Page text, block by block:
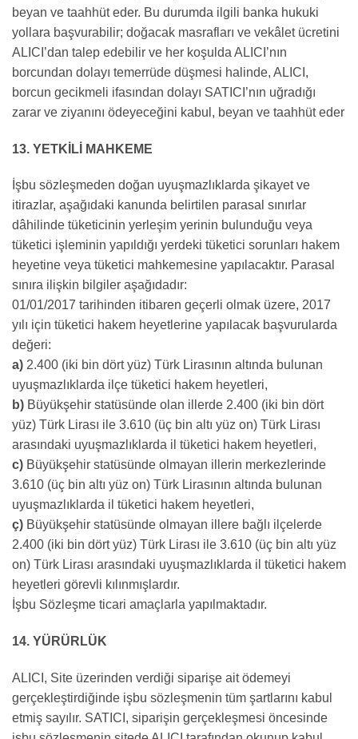
beyan ve taahhüt eder. Bu durumda ilgili banka hukuki
yollara başvurabilir; doğacak masrafları ve vekâlet ücretini
ALICI’dan talep edebilir ve her koşulda ALICI’nın
borcundan dolayı temerrüde düşmesi halinde, ALICI,
borcun gecikmeli ifasından dolayı SATICI’nın uğradığı
zarar ve ziyanını ödeyeceğini kabul, beyan ve taahhüt eder
13. YETKİLİ MAHKEME
İşbu sözleşmeden doğan uyuşmazlıklarda şikayet ve
itirazlar, aşağıdaki kanunda belirtilen parasal sınırlar
dâhilinde tüketicinin yerleşim yerinin bulunduğu veya
tüketici işleminin yapıldığı yerdeki tüketici sorunları hakem
heyetine veya tüketici mahkemesine yapılacaktır. Parasal
sınıra ilişkin bilgiler aşağıdadır:
01/01/2017 tarihinden itibaren geçerli olmak üzere, 2017
yılı için tüketici hakem heyetlerine yapılacak başvurularda
değeri:
a) 2.400 (iki bin dört yüz) Türk Lirasının altında bulunan
uyuşmazlıklarda ilçe tüketici hakem heyetleri,
b) Büyükşehir statüsünde olan illerde 2.400 (iki bin dört
yüz) Türk Lirası ile 3.610 (üç bin altı yüz on) Türk Lirası
arasındaki uyuşmazlıklarda il tüketici hakem heyetleri,
c) Büyükşehir statüsünde olmayan illerin merkezlerinde
3.610 (üç bin altı yüz on) Türk Lirasının altında bulunan
uyuşmazlıklarda il tüketici hakem heyetleri,
ç) Büyükşehir statüsünde olmayan illere bağlı ilçelerde
2.400 (iki bin dört yüz) Türk Lirası ile 3.610 (üç bin altı yüz
on) Türk Lirası arasındaki uyuşmazlıklarda il tüketici hakem
heyetleri görevli kılınmışlardır.
İşbu Sözleşme ticari amaçlarla yapılmaktadır.
14. YÜRÜRLÜK
ALICI, Site üzerinden verdiği siparişe ait ödemeyi
gerçekleştirdiğinde işbu sözleşmenin tüm şartlarını kabul
etmiş sayılır. SATICI, siparişin gerçekleşmesi öncesinde